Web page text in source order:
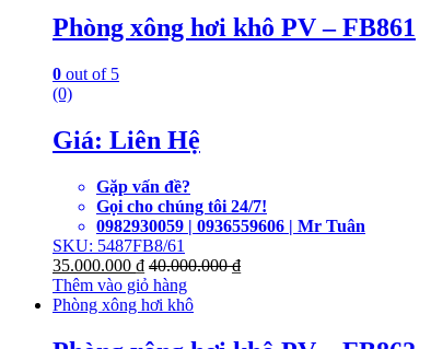
Phòng xông hơi khô PV – FB861
0 out of 5
(0)
Giá: Liên Hệ
Gặp vấn đề?
Gọi cho chúng tôi 24/7!
0982930059 | 0936559606 | Mr Tuân
SKU: 5487FB8/61
35.000.000 ₫ 40.000.000₫
Thêm vào giỏ hàng
Phòng xông hơi khô